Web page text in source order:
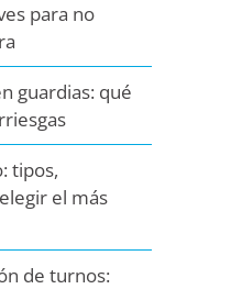
para no
guardias: qué
tipos,
el más
de turnos: